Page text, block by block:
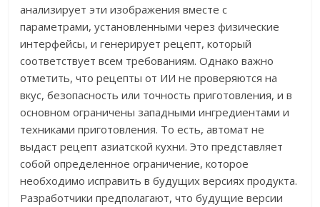
анализирует эти изображения вместе с
параметрами, установленными через физические
интерфейсы, и генерирует рецепт, который
соответствует всем требованиям. Однако важно
отметить, что рецепты от ИИ не проверяются на
вкус, безопасность или точность приготовления, и в
основном ограничены западными ингредиентами и
техниками приготовления. То есть, автомат не
выдаст рецепт азиатской кухни. Это представляет
собой определенное ограничение, которое
необходимо исправить в будущих версиях продукта.
Разработчики предполагают, что будущие версии